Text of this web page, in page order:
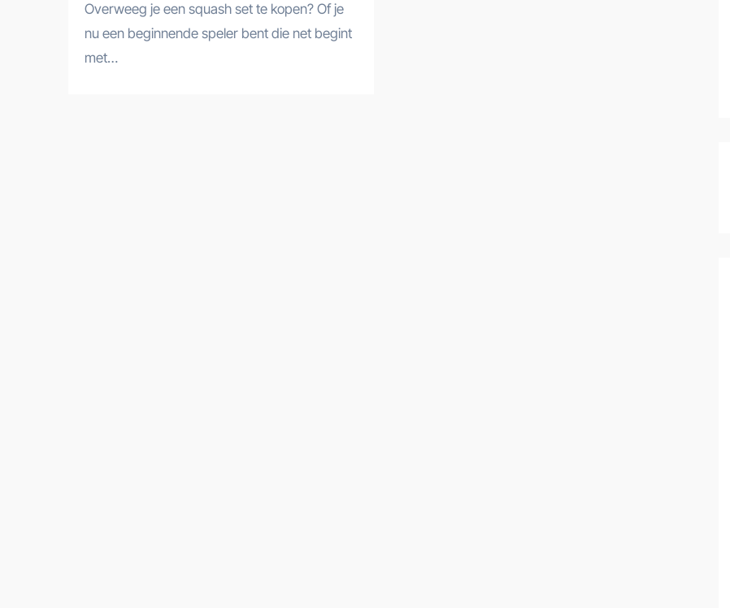
Overweeg je een squash set te kopen? Of je
nu een beginnende speler bent die net begint
met…